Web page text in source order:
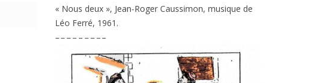
« Nous deux », Jean-Roger Caussimon, musique de
Léo Ferré, 1961 .
– – – – – – – – –